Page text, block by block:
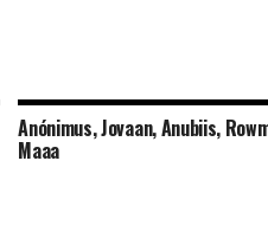
Anónimus, Jovaan, Anubiis,
Maaa